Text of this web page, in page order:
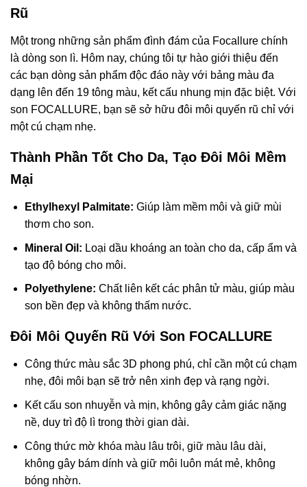
Rũ
Một trong những sản phẩm đình đám của Focallure chính
là dòng son lì. Hôm nay, chúng tôi tự hào giới thiệu đến
các bạn dòng sản phẩm độc đáo này với bảng màu đa
dạng lên đến 19 tông màu, kết cấu nhung mịn đặc biệt. Với
son FOCALLURE, bạn sẽ sở hữu đôi môi quyến rũ chỉ với
một cú chạm nhẹ.
Thành Phần Tốt Cho Da, Tạo Đôi Môi Mềm
Mại
Ethylhexyl Palmitate: Giúp làm mềm môi và giữ mùi
thơm cho son.
Mineral Oil: Loại dầu khoáng an toàn cho da, cấp ẩm và
tạo độ bóng cho môi.
Polyethylene: Chất liên kết các phân tử màu, giúp màu
son bền đẹp và không thấm nước.
Đôi Môi Quyến Rũ Với Son FOCALLURE
Công thức màu sắc 3D phong phú, chỉ cần một cú chạm
nhẹ, đôi môi bạn sẽ trở nên xinh đẹp và rạng ngời.
Kết cấu son nhuyễn và mịn, không gây cảm giác nặng
nề, duy trì độ lì trong thời gian dài.
Công thức mờ khóa màu lâu trôi, giữ màu lâu dài,
không gây bám dính và giữ môi luôn mát mẻ, không
bóng nhờn.